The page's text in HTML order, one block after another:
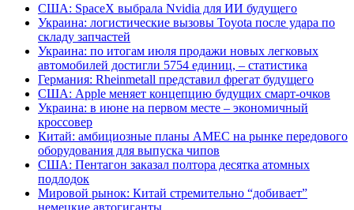
США: SpaceX выбрала Nvidia для ИИ будущего
Украина: логистические вызовы Toyota после удара по
складу запчастей
Украина: по итогам июля продажи новых легковых
автомобилей достигли 5754 единиц, – статистика
Германия: Rheinmetall представил фрегат будущего
США: Apple меняет концепцию будущих смарт-очков
Украина: в июне на первом месте – экономичный
кроссовер
Китай: амбициозные планы AMEC на рынке передового
оборудования для выпуска чипов
США: Пентагон заказал полтора десятка атомных
подлодок
Мировой рынок: Китай стремительно “добивает”
немецкие автогиганты